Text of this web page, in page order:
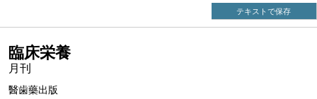
テキストで保存
臨床栄養
月刊
醫歯藥出版